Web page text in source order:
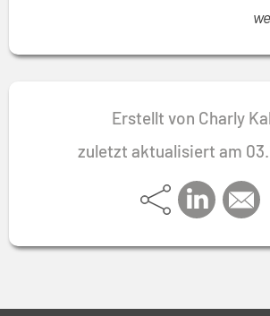
betriebswirtschaftliches Gewissen
diesem Sinne als Sparringspartner
Erstellt von Charly
zuletzt aktualisiert am